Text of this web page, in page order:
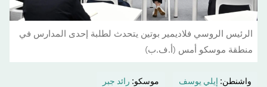
الرئيس الروسي فلاديمير بوتين يتحدث لطلبة إحدى المدارس في
منطقة موسكو أمس (أ.ف.ب)
واشنطن: إيلي يوسف موسكو: رائد جبر